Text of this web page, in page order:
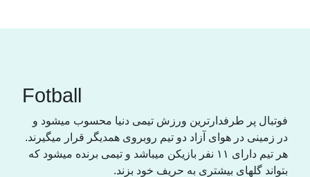
Fotball
فوتبال پر طرفدارترین ورزش تیمی دنیا محسوب میشود و
در زمینی در هوای آزاد دو تیم روبروی همدیگر قرار میگیرند.
هر تیم دارای ١١ نفر بازیکن میباشد و تیمی برندە میشود کە
بتواند گلهای بیشتری بە حریف خود بزند.